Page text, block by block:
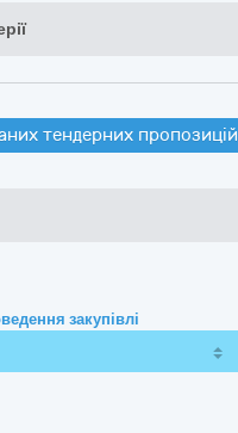
тендерних пропозицій
закупівлі